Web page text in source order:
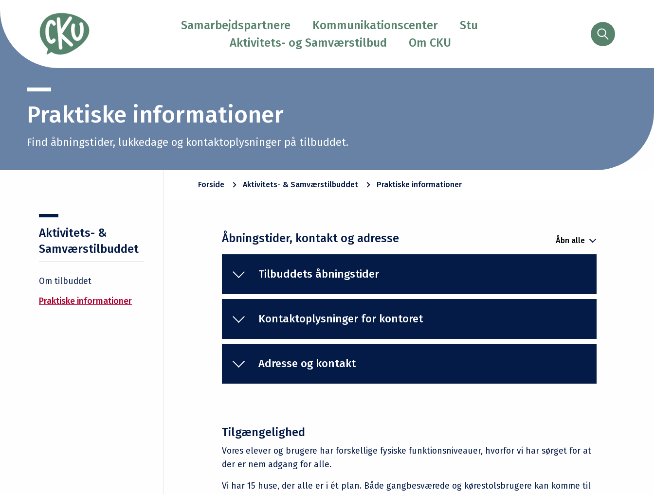
Samarbejdspartnere Kommunikationscenter
Stu
Aktivitets- og Samværstilbud
Om CKU Søg
Praktiske informationer
Find åbningstider, lukkedage og kontaktoplysninger på tilbuddet.
Aktivitets- &
Samværstilbuddet
Om tilbuddet
Praktiske informationer
Forside Aktivitets- & Samværstilbuddet Praktiske informationer
Åbningstider, kontakt og adresse Åbn alle
Tilbuddets åbningstider
Kontaktoplysninger for kontoret
Adresse og kontakt
Tilgængelighed
Vores elever og brugere har forskellige fysiske funktionsniveauer, hvorfor vi har sørget for at
der er nem adgang for alle.
Vi har 15 huse, der alle er i ét plan. Både gangbesværede og kørestolsbrugere kan komme til